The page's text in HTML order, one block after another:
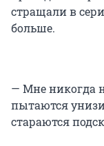
стращали в
больше.
— Мне никогда
пытаются
стараются